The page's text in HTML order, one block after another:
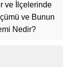
ve İlçelerinde
ve Bunun
Nedir?